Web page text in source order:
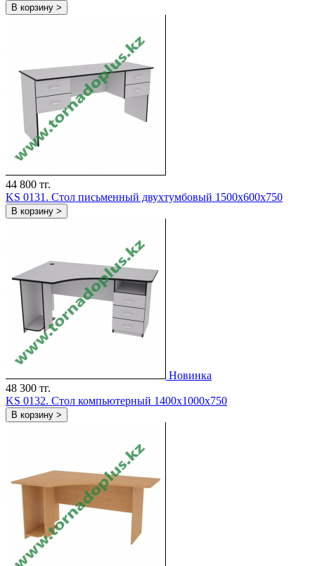
В корзину >
44 800 тг.
KS 0131. Cтол письменный двухтумбовый 1500х600х750
В корзину >
Новинка
48 300 тг.
KS 0132. Стол компьютерный 1400х1000х750
В корзину >